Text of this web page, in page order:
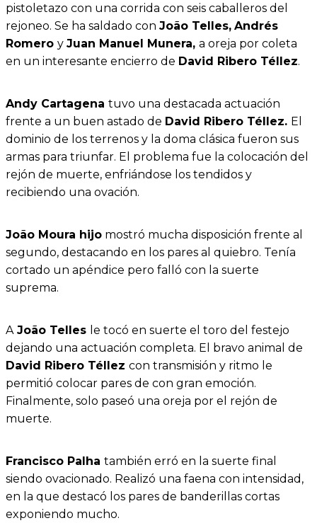
pistoletazo con una corrida con seis caballeros del
rejoneo. Se ha saldado con João Telles, Andrés
Romero y Juan Manuel Munera, a oreja por coleta
en un interesante encierro de David Ribero Téllez.
Andy Cartagena tuvo una destacada actuación
frente a un buen astado de David Ribero Téllez. El
dominio de los terrenos y la doma clásica fueron sus
armas para triunfar. El problema fue la colocación del
rejón de muerte, enfriándose los tendidos y
recibiendo una ovación.
João Moura hijo mostró mucha disposición frente al
segundo, destacando en los pares al quiebro. Tenía
cortado un apéndice pero falló con la suerte
suprema.
AJoão Telles le tocó en suerte el toro del festejo
dejando una actuación completa. El bravo animal de
David Ribero Téllez con transmisión y ritmo le
permitió colocar pares de con gran emoción.
Finalmente, solo paseó una oreja por el rejón de
muerte.
Francisco Palha también erró en la suerte final
siendo ovacionado. Realizó una faena con intensidad,
en la que destacó los pares de banderillas cortas
exponiendo mucho.